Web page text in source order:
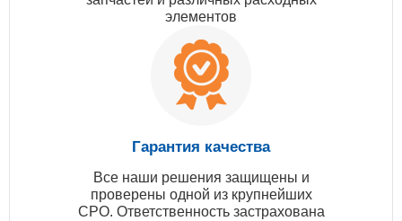
элементов
Гарантия качества
Все наши решения защищены и
проверены одной из крупнейших
СРО. Ответственность застрахована